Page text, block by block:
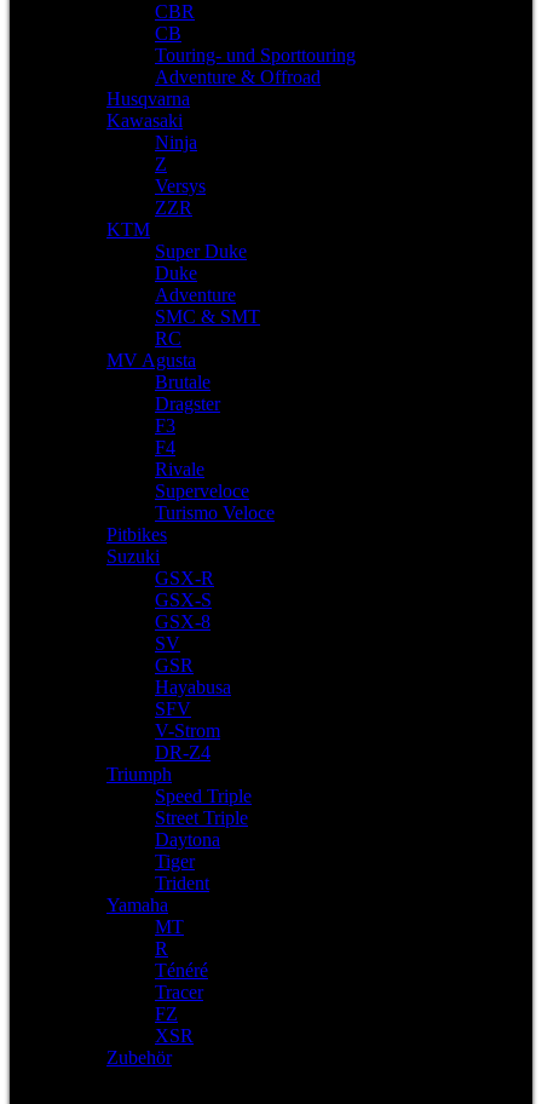
CBR
CB
Touring- und Sporttouring
Adventure & Offroad
Husqvarna
Kawasaki
Ninja
Z
Versys
ZZR
KTM
Super Duke
Duke
Adventure
SMC & SMT
RC
MV Agusta
Brutale
Dragster
F3
F4
Rivale
Superveloce
Turismo Veloce
Pitbikes
Suzuki
GSX-R
GSX-S
GSX-8
SV
GSR
Hayabusa
SFV
V-Strom
DR-Z4
Triumph
Speed Triple
Street Triple
Daytona
Tiger
Trident
Yamaha
MT
R
Ténéré
Tracer
FZ
XSR
Zubehör